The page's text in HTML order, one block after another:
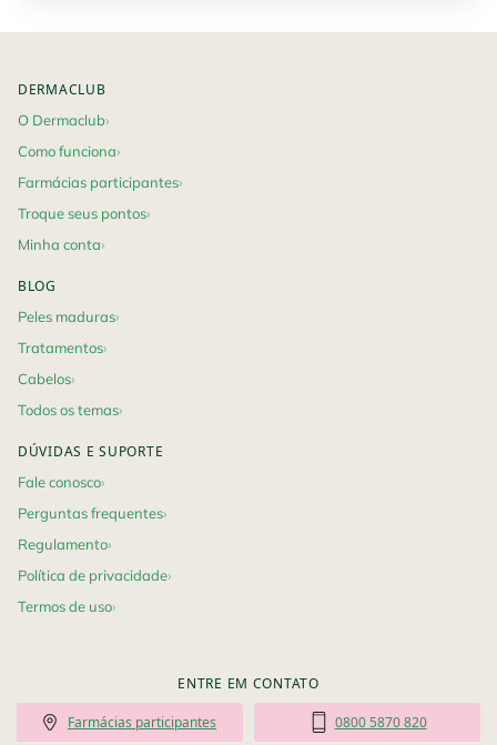
DERMACLUB
O Dermaclub
Como funciona
Farmácias participantes
Troque seus pontos
Minha conta
BLOG
Peles maduras
Tratamentos
Cabelos
Todos os temas
DÚVIDAS E SUPORTE
Fale conosco
Perguntas frequentes
Regulamento
Política de privacidade
Termos de uso
ENTRE EM CONTATO
Farmácias participantes 0800 5870 820